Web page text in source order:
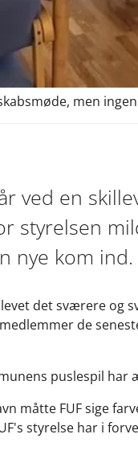
men ingen
ved en
styrelsen
nye kom ind.
det sværere og
de
puslespil har
måtte FUF sige
styrelse har i